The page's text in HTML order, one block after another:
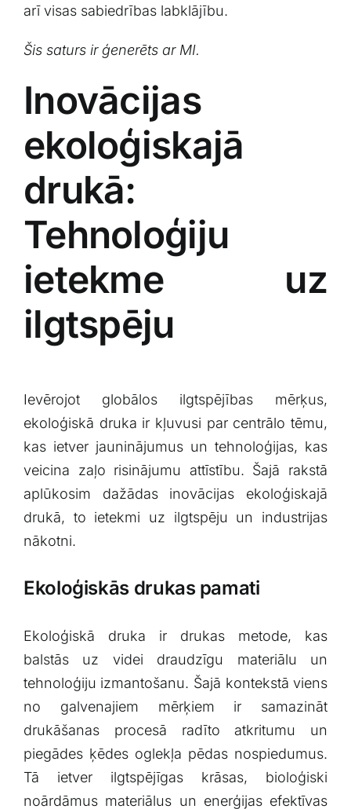
‌arī visas sabiedrības labklājību.
Šis saturs ir ģenerēts ar ⁤MI.
Inovācijas
ekoloģiskajā
drukā:
Tehnoloģiju‌
ietekme ‍uz
ilgtspēju
Ievērojot globālos ilgtspējības mērķus,
ekoloģiskā ‍druka ir kļuvusi par centrālo tēmu,
kas ietver jauninājumus un tehnoloģijas,‌ kas
veicina zaļo risinājumu attīstību. Šajā ​rakstā
aplūkosim dažādas inovācijas ekoloģiskajā
drukā, to ietekmi uz ilgtspēju un industrijas
nākotni.
Ekoloģiskās drukas ⁢pamati
Ekoloģiskā druka ir drukas metode, kas
balstās uz ⁢videi draudzīgu⁢ materiālu⁤ un
tehnoloģiju izmantošanu. Šajā kontekstā ⁢viens⁢
no galvenajiem ‍mērķiem‍ ir samazināt
‌drukāšanas procesā radīto atkritumu ⁤un
piegādes ķēdes oglekļa pēdas nospiedumus.
Tā ietver‌ ilgtspējīgas krāsas,‌ bioloģiski
noārdāmus ⁣materiālus un⁤ enerģijas efektīvas